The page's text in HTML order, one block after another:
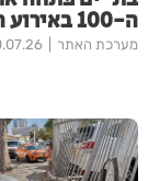
ה-100 באירוע היסטורי
מערכת האתר